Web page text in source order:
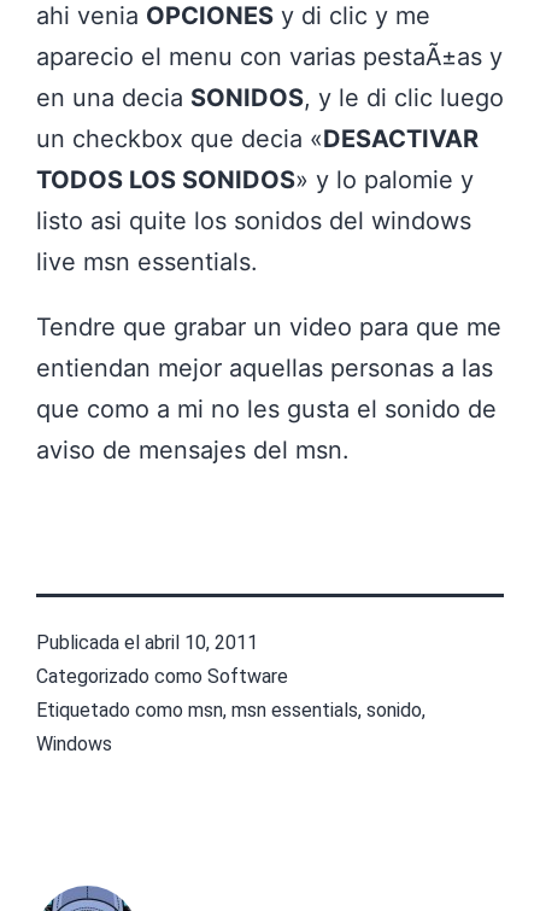
ahi venia OPCIONES y di clic y me
aparecio el menu con varias pestaÃ±as y
en una decia SONIDOS, y le di clic luego
un checkbox que decia «DESACTIVAR
TODOS LOS SONIDOS» y lo palomie y
listo asi quite los sonidos del windows
live msn essentials.
Tendre que grabar un video para que me
entiendan mejor aquellas personas a las
que como a mi no les gusta el sonido de
aviso de mensajes del msn.
Publicada el abril 10, 2011
Categorizado como Software
Etiquetado como msn, msn essentials, sonido,
Windows